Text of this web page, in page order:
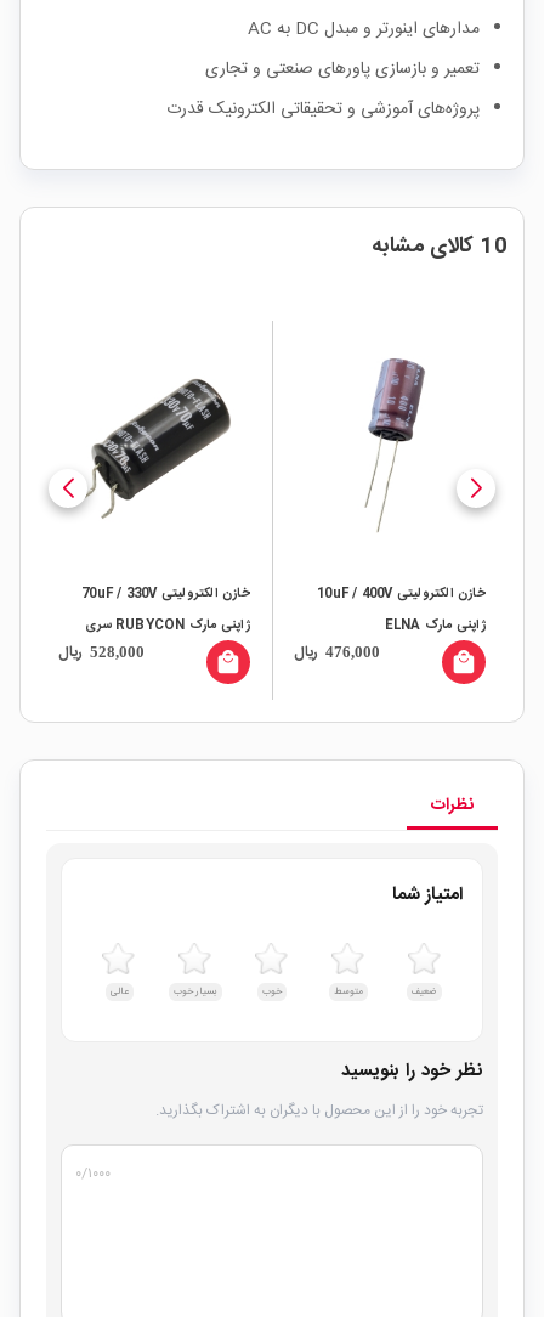
مدارهای اینورتر و مبدل DC به AC
تعمیر و بازسازی پاورهای صنعتی و تجاری
پروژه‌های آموزشی و تحقیقاتی الکترونیک قدرت
10 کالای مشابه
خازن الکترولیتی 10uF / 400V
ژاپنی مارک ELNA
476,000 ریال local_mall
خازن الکترولیتی 70uF / 330V
ژاپنی مارک RUBYCON سری
PHOTO-FLASH
528,000 ریال local_mall
نظرات
امتیاز شما
ضعیف متوسط خوب بسیار خوب عالی
نظر خود را بنویسید
تجربه خود را از این محصول با دیگران به اشتراک بگذارید.
۰/۱۰۰۰